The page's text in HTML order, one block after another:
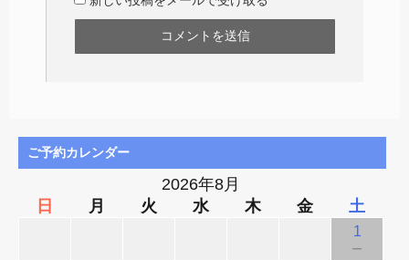
ご予約カレンダー
2026年8月
日
月 火 水 木 金 土
1
－